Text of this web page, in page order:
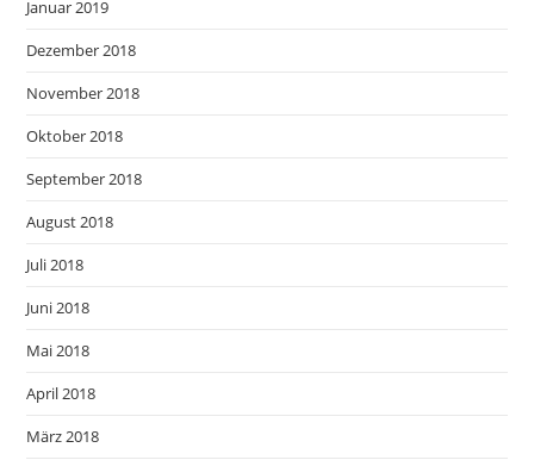
Januar 2019
Dezember 2018
November 2018
Oktober 2018
September 2018
August 2018
Juli 2018
Juni 2018
Mai 2018
April 2018
März 2018